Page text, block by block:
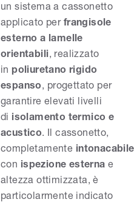
un sistema a cassonetto
applicato per frangisole
esterno a lamelle
orientabili, realizzato
in poliuretano rigido
espanso, progettato per
garantire elevati livelli
di isolamento termico e
acustico. Il cassonetto,
completamente intonacabile
con ispezione esterna e
altezza ottimizzata, è
particolarmente indicato